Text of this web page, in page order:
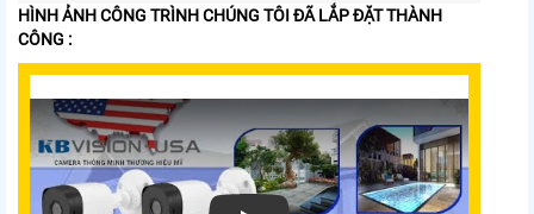
HÌNH ẢNH CÔNG TRÌNH CHÚNG TÔI ĐÃ LẮP ĐẶT THÀNH
CÔNG :